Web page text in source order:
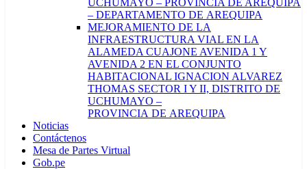
UCHUMAYO – PROVINCIA DE AREQUIPA
– DEPARTAMENTO DE AREQUIPA
MEJORAMIENTO DE LA
INFRAESTRUCTURA VIAL EN LA
ALAMEDA CUAJONE AVENIDA 1 Y
AVENIDA 2 EN EL CONJUNTO
HABITACIONAL IGNACION ALVAREZ
THOMAS SECTOR I Y II, DISTRITO DE
UCHUMAYO –
PROVINCIA DE AREQUIPA
Noticias
Contáctenos
Mesa de Partes Virtual
Gob.pe